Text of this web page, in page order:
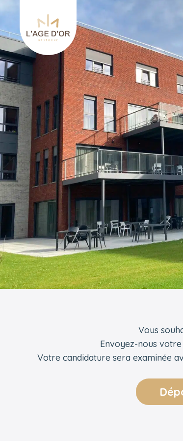
Retourner à l'accueil de L’Age d’Or
Vous
Envoyez-nous
Votre candidature sera examinée